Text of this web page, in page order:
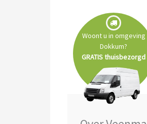
Woont u in omgeving
Dokkum?
GRATIS thuisbezorgd